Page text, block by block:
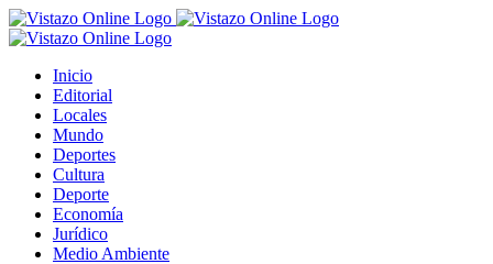
Saltar
al
Inicio
Editorial
Locales
Mundo
Deportes
Cultura
Deporte
Economía
Jurídico
Medio Ambiente